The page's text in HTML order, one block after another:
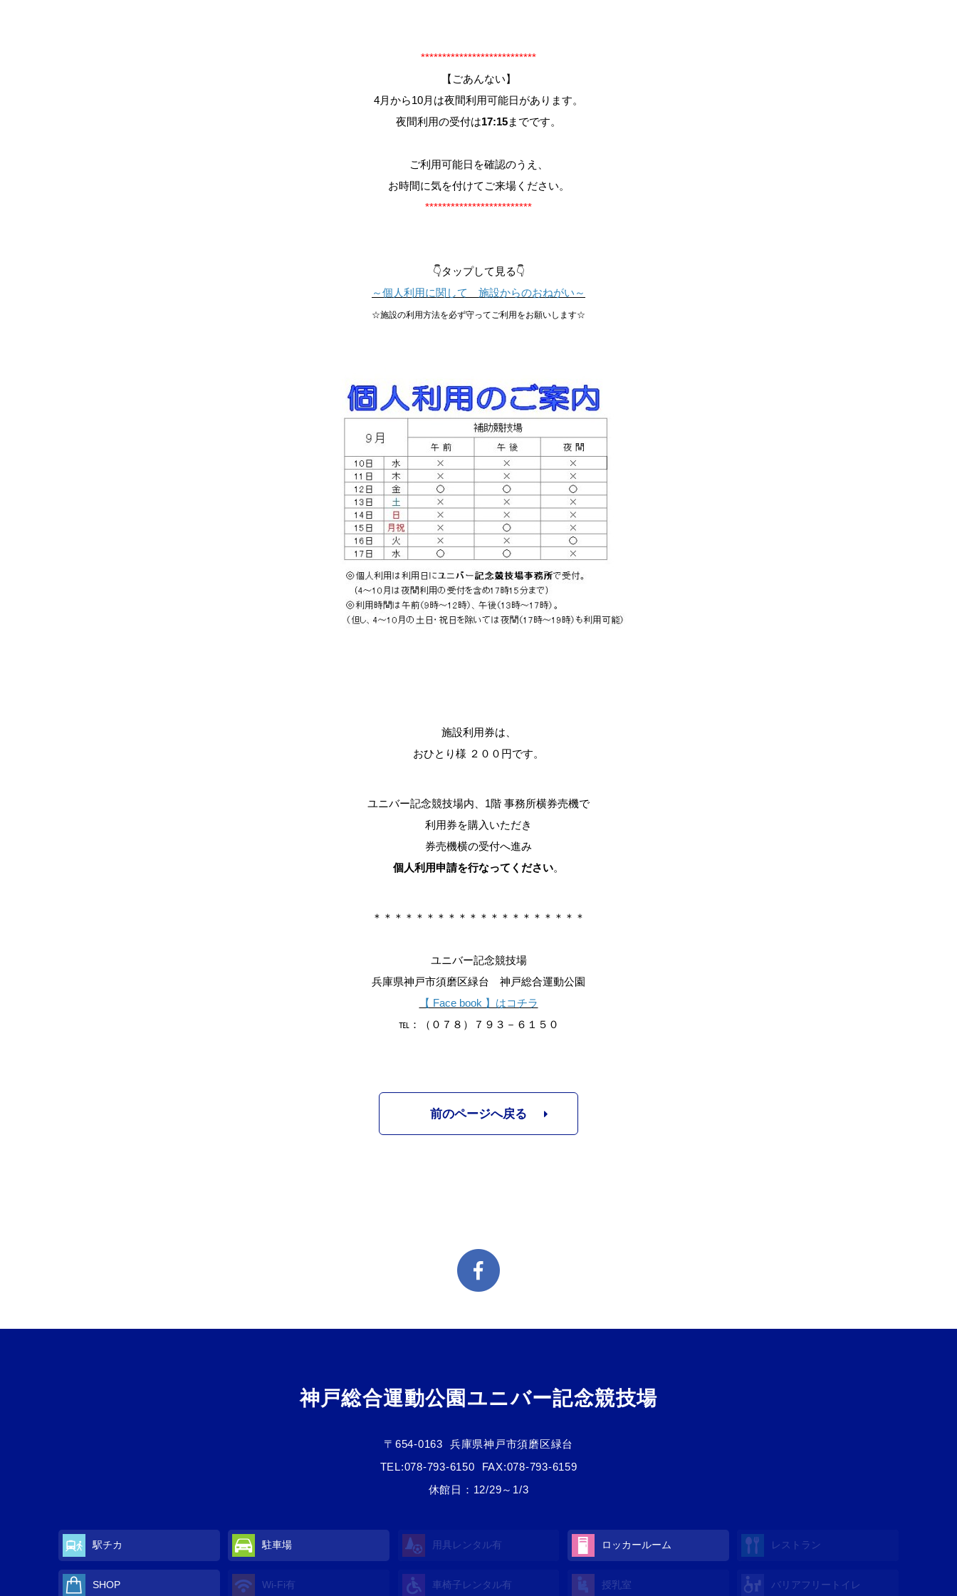
***************************
【ごあんない】
4月から10月は夜間利用可能日があります。
夜間利用の受付は17:15までです。
ご利用可能日を確認のうえ、
お時間に気を付けてご来場ください。
*************************
👇タップして見る👇
～個人利用に関して 施設からのおねがい～
☆施設の利用方法を必ず守ってご利用をお願いします☆
施設利用券は、
おひとり様 ２００円です。
ユニバー記念競技場内、1階 事務所横券売機で
利用券を購入いただき
券売機横の受付へ進み
個 人利用申請を行なってください。
＊＊＊＊＊＊＊＊＊＊＊＊＊＊＊＊＊＊＊＊
ユニバー記念競技場
兵庫県神戸市須磨区緑台 神戸総合運動公園
【 Face book 】はコチラ
℡：（０７８）７９３－６１５０
前のページへ戻る
神戸総合運動公園ユニバー記念競技場
〒654-0163
兵庫県神戸市須磨区緑台
TEL:078-793-6150
FAX:078-793-6159
休館日：12/29～1/3
駅チカ 駐車場 用具レンタル有 ロッカールーム レストラン
SHOP Wi-Fi有 車椅子レンタル有 授乳室 バリアフリートイレ